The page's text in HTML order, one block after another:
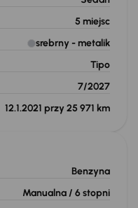
5 miejsc
srebrny - metalik
Tipo
7/2027
12.1.2021 przy 25 971 km
Benzyna
Manualna / 6 stopni